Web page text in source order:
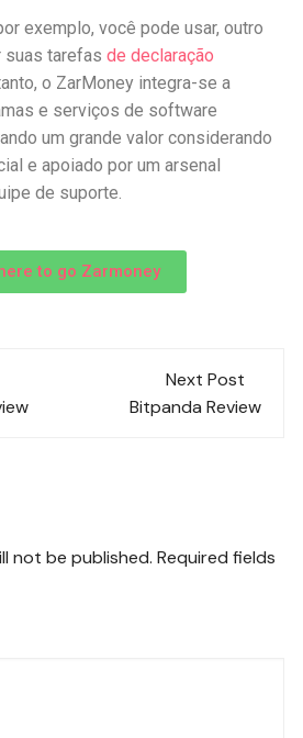
exemplo, você pode usar, outro
suas tarefasde declaração
o ZarMoney integra-se a
e serviços de software
um grande valor considerando
e apoiado por um arsenal
de suporte.
to go Zarmoney
Next Post
Bitpanda Review
not be published. Required fields